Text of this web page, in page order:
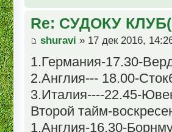
Re: СУДОКУ
shuravi » 17 дек 2016,
1.Германия-17.30-
2.Англия--- 18.00-
3.Италия----22.45-
Второй тайм-
1.Англия-16.30-